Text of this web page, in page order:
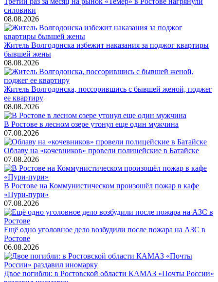
силовики
08.08.2026
Житель Волгодонска избежит наказания за поджог квартиры
бывшей жены
08.08.2026
Житель Волгодонска, поссорившись с бывшей женой, поджег
ее квартиру
08.08.2026
В Ростове в лесном озере утонул еще один мужчина
07.08.2026
Облаву на «кочевников» провели полицейские в Батайске
07.08.2026
В Ростове на Коммунистическом произошёл пожар в кафе
«Пури-пури»
07.08.2026
Ещё одно уголовное дело возбудили после пожара на АЗС в
Ростове
06.08.2026
Двое погибли: в Ростовской области КАМАЗ «Почты России»